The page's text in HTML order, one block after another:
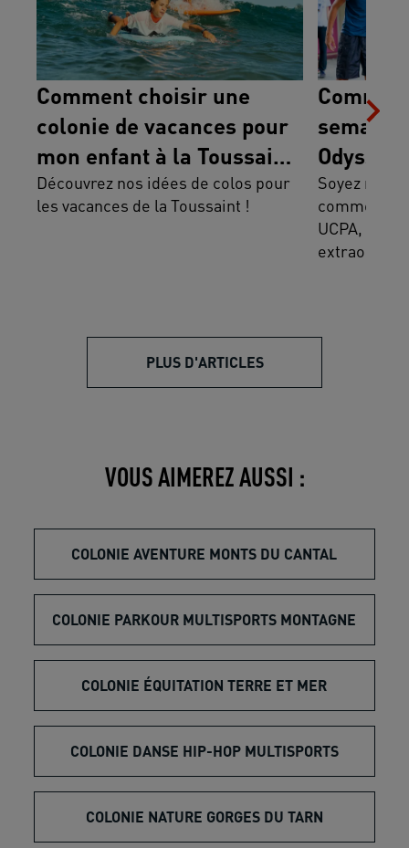
Comment choisir une
colonie de vacances pour
mon enfant à la Toussaint
?
Découvrez nos idées de colos pour
les vacances de la Toussaint !
semaine
Odyssée
Soyez
comment
UCPA, qui
PLUS D'ARTICLES
VOUS AIMEREZ AUSSI :
COLONIE AVENTURE MONTS DU CANTAL
COLONIE PARKOUR MULTISPORTS MONTAGNE
COLONIE ÉQUITATION TERRE ET MER
COLONIE DANSE HIP-HOP MULTISPORTS
COLONIE NATURE GORGES DU TARN